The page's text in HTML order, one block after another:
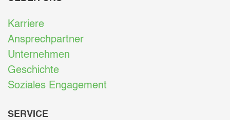
Karriere
Ansprechpartner
Unternehmen
Geschichte
Soziales Engagement
SERVICE